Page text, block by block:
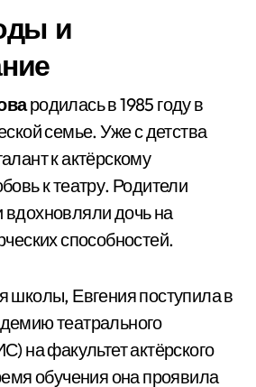
и
родилась в 1985 году в
семье. Уже с детства
к актёрскому
к театру. Родители
дочь на
способностей.
школы, Евгения поступила в
театрального
на факультет актёрского
обучения она проявила